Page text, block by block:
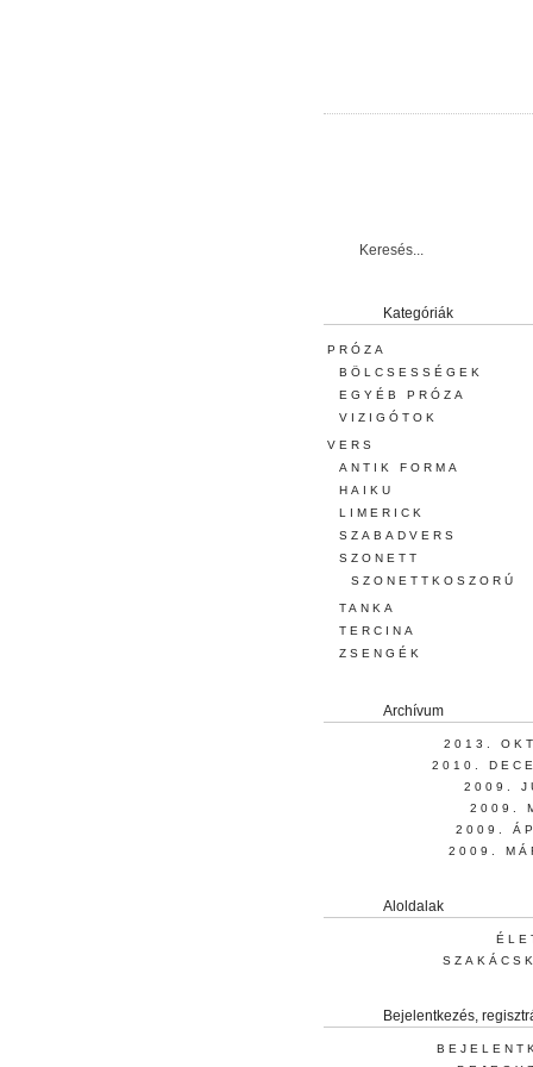
Kategóriák
PRÓZA
BÖLCSESSÉGEK
EGYÉB PRÓZA
VIZIGÓTOK
VERS
ANTIK FORMA
HAIKU
LIMERICK
SZABADVERS
SZONETT
SZONETTKOSZORÚ
TANKA
TERCINA
ZSENGÉK
Archívum
2013.
2010.
2009.
2009.
2009.
2009.
Aloldalak
Bejelentkezés,